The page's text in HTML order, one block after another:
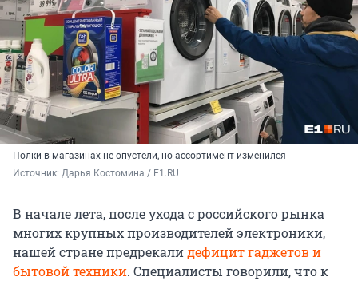
Полки в магазинах не опустели, но ассортимент изменился
Источник: Дарья Костомина / E1.RU
В начале лета, после ухода с российского рынка
многих крупных производителей электроники,
нашей стране предрекалидефицит гаджетов и
бытовой техники. Специалисты говорили, что к